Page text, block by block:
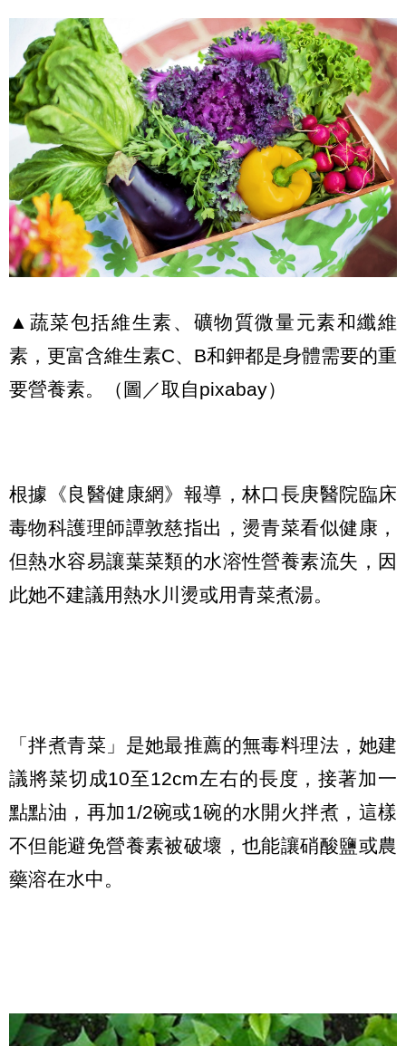
▲蔬菜包括維生素、礦物質微量元素和纖維
素，更富含維生素C、B和鉀都是身體需要的重
要營養素。（圖／取自pixabay）
根據《良醫健康網》報導，林口長庚醫院臨床
毒物科護理師譚敦慈指出，燙青菜看似健康，
但熱水容易讓葉菜類的水溶性營養素流失，因
此她不建議用熱水川燙或用青菜煮湯。
「拌煮青菜」是她最推薦的無毒料理法，她建
議將菜切成10至12cm左右的長度，接著加一
點點油，再加1/2碗或1碗的水開火拌煮，這樣
不但能避免營養素被破壞，也能讓硝酸鹽或農
藥溶在水中。